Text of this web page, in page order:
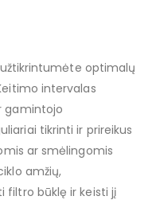
optimalų
intervalas
gamintojo
tikrinti ir prireikus
ar smėlingomis
amžių,
filtro būklę ir keisti jį